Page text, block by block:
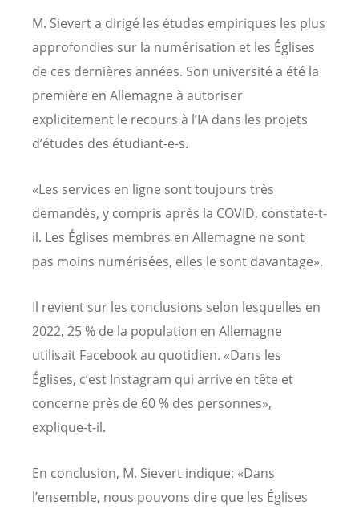
M. Sievert a dirigé les études empiriques les plus
approfondies sur la numérisation et les Églises
de ces dernières années. Son université a été la
première en Allemagne à autoriser
explicitement le recours à l’IA dans les projets
d’études des étudiant-e-s.
«Les services en ligne sont toujours très
demandés, y compris après la COVID, constate-t-
il. Les Églises membres en Allemagne ne sont
pas moins numérisées, elles le sont davantage».
Il revient sur les conclusions selon lesquelles en
2022, 25 % de la population en Allemagne
utilisait Facebook au quotidien. «Dans les
Églises, c’est Instagram qui arrive en tête et
concerne près de 60 % des personnes»,
explique-t-il.
En conclusion, M. Sievert indique: «Dans
l’ensemble, nous pouvons dire que les Églises